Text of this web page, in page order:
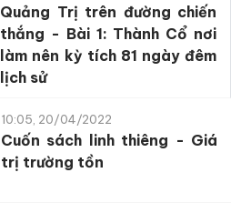
Quảng Trị trên đường chiến
thắng - Bài 1: Thành Cổ nơi
làm nên kỳ tích 81 ngày đêm
lịch sử
10:05, 20/04/2022
Cuốn sách linh thiêng - Giá
trị trường tồn